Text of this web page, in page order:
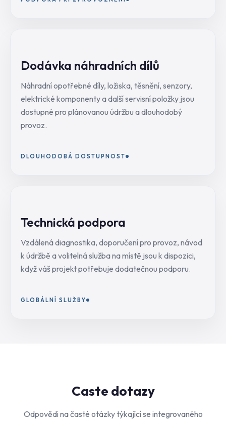
Dodávka náhradních dílů
Náhradní opotřebné díly, ložiska, těsnění, senzory,
elektrické komponenty a další servisní položky jsou
dostupné pro plánovanou údržbu a dlouhodobý
provoz.
DLOUHODOBÁ DOSTUPNOST
Technická podpora
Vzdálená diagnostika, doporučení pro provoz, návod
k údržbě a volitelná služba na místě jsou k dispozici,
když váš projekt potřebuje dodatečnou podporu.
GLOBÁLNÍ SLUŽBY
Caste dotazy
Odpovědi na časté otázky týkající se integrovaného